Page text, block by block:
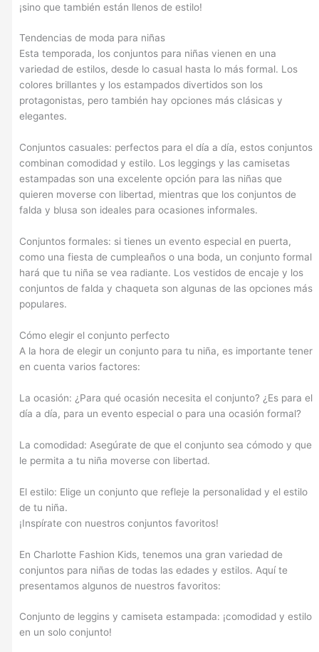
¡sino que también están llenos de estilo!
Tendencias de moda para niñas
Esta temporada, los conjuntos para niñas vienen en una
variedad de estilos, desde lo casual hasta lo más formal. Los
colores brillantes y los estampados divertidos son los
protagonistas, pero también hay opciones más clásicas y
elegantes.
Conjuntos casuales: perfectos para el día a día, estos conjuntos
combinan comodidad y estilo. Los leggings y las camisetas
estampadas son una excelente opción para las niñas que
quieren moverse con libertad, mientras que los conjuntos de
falda y blusa son ideales para ocasiones informales.
Conjuntos formales: si tienes un evento especial en puerta,
como una fiesta de cumpleaños o una boda, un conjunto formal
hará que tu niña se vea radiante. Los vestidos de encaje y los
conjuntos de falda y chaqueta son algunas de las opciones más
populares.
Cómo elegir el conjunto perfecto
A la hora de elegir un conjunto para tu niña, es importante tener
en cuenta varios factores:
La ocasión: ¿Para qué ocasión necesita el conjunto? ¿Es para el
día a día, para un evento especial o para una ocasión formal?
La comodidad: Asegúrate de que el conjunto sea cómodo y que
le permita a tu niña moverse con libertad.
El estilo: Elige un conjunto que refleje la personalidad y el estilo
de tu niña.
¡Inspírate con nuestros conjuntos favoritos!
En Charlotte Fashion Kids, tenemos una gran variedad de
conjuntos para niñas de todas las edades y estilos. Aquí te
presentamos algunos de nuestros favoritos:
Conjunto de leggins y camiseta estampada: ¡comodidad y estilo
en un solo conjunto!